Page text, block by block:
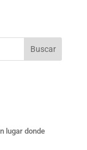
lugar donde